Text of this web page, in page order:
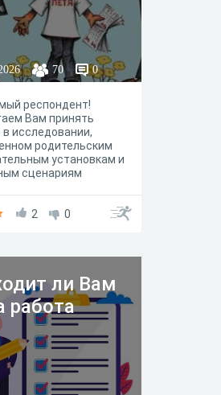
70 0
респондент!
Вам принять
в исследовании,
родительским
установкам и
сценариям
приглашаются
Благодарим Вас за
интерес и
данному опросу
2 0
ли Вам
работа